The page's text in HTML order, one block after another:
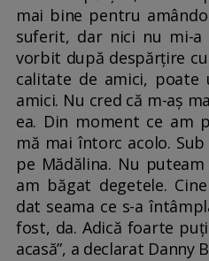
mai bine pentru
suferit, dar nici nu mi-
vorbit după despărțire
calitate de amici,
amici. Nu cred că m-aș
ea. Din moment ce am
mă mai întorc acolo.
pe Mădălina. Nu
am băgat degetele.
dat seama ce s-a
fost, da. Adică foarte
acasă”, a declarat Danny